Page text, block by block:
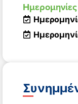
Ημερομηνίες